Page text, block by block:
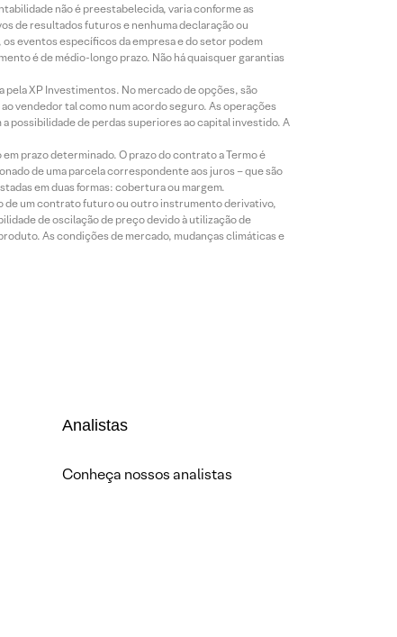
não é preestabelecida, varia conforme as
de resultados futuros e nenhuma declaração ou
eventos específicos da empresa e do setor podem
é de médio-longo prazo. Não há quaisquer garantias
XP Investimentos. No mercado de opções, são
vendedor tal como num acordo seguro. As operações
possibilidade de perdas superiores ao capital investido. A
prazo determinado. O prazo do contrato a Termo é
de uma parcela correspondente aos juros – que são
em duas formas: cobertura ou margem.
de um contrato futuro ou outro instrumento derivativo,
de oscilação de preço devido à utilização de
As condições de mercado, mudanças climáticas e
Analistas
Conheça nossos analistas